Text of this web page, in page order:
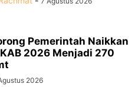
Pemerintah Naikkan
2026 Menjadi 270
2026